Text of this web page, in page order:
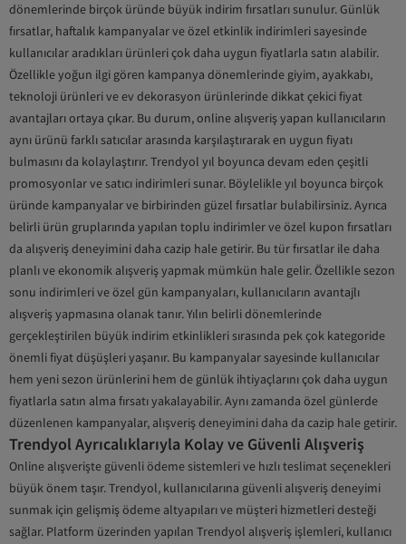
dönemlerinde birçok üründe büyük indirim fırsatları sunulur. Günlük
fırsatlar, haftalık kampanyalar ve özel etkinlik indirimleri sayesinde
kullanıcılar aradıkları ürünleri çok daha uygun fiyatlarla satın alabilir.
Özellikle yoğun ilgi gören kampanya dönemlerinde giyim, ayakkabı,
teknoloji ürünleri ve ev dekorasyon ürünlerinde dikkat çekici fiyat
avantajları ortaya çıkar. Bu durum, online alışveriş yapan kullanıcıların
aynı ürünü farklı satıcılar arasında karşılaştırarak en uygun fiyatı
bulmasını da kolaylaştırır. Trendyol yıl boyunca devam eden çeşitli
promosyonlar ve satıcı indirimleri sunar. Böylelikle yıl boyunca birçok
üründe kampanyalar ve birbirinden güzel fırsatlar bulabilirsiniz. Ayrıca
belirli ürün gruplarında yapılan toplu indirimler ve özel kupon fırsatları
da alışveriş deneyimini daha cazip hale getirir. Bu tür fırsatlar ile daha
planlı ve ekonomik alışveriş yapmak mümkün hale gelir. Özellikle sezon
sonu indirimleri ve özel gün kampanyaları, kullanıcıların avantajlı
alışveriş yapmasına olanak tanır. Yılın belirli dönemlerinde
gerçekleştirilen büyük indirim etkinlikleri sırasında pek çok kategoride
önemli fiyat düşüşleri yaşanır. Bu kampanyalar sayesinde kullanıcılar
hem yeni sezon ürünlerini hem de günlük ihtiyaçlarını çok daha uygun
fiyatlarla satın alma fırsatı yakalayabilir. Aynı zamanda özel günlerde
düzenlenen kampanyalar, alışveriş deneyimini daha da cazip hale getirir.
Trendyol Ayrıcalıklarıyla Kolay ve Güvenli Alışveriş
Online alışverişte güvenli ödeme sistemleri ve hızlı teslimat seçenekleri
büyük önem taşır. Trendyol, kullanıcılarına güvenli alışveriş deneyimi
sunmak için gelişmiş ödeme altyapıları ve müşteri hizmetleri desteği
sağlar. Platform üzerinden yapılan Trendyol alışveriş işlemleri, kullanıcı